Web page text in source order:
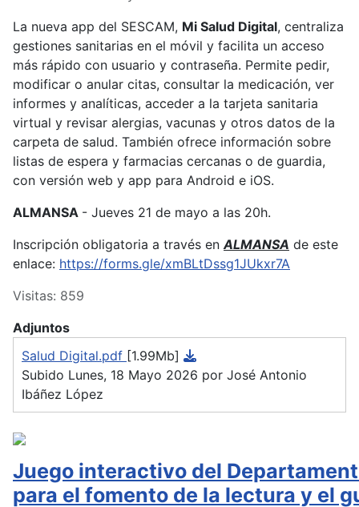
La nueva app del SESCAM, Mi Salud Digital, centraliza
gestiones sanitarias en el móvil y facilita un acceso
más rápido con usuario y contraseña. Permite pedir,
modificar o anular citas, consultar la medicación, ver
informes y analíticas, acceder a la tarjeta sanitaria
virtual y revisar alergias, vacunas y otros datos de la
carpeta de salud. También ofrece información sobre
listas de espera y farmacias cercanas o de guardia,
con versión web y app para Android e iOS.
ALMANSA - Jueves 21 de mayo a las 20h.
Inscripción obligatoria a través en ALMANSA de este
enlace: https://forms.gle/xmBLtDssg1JUkxr7A
Visitas: 859
Adjuntos
Salud Digital.pdf [1.99Mb]
Subido Lunes, 18 Mayo 2026 por José Antonio
Ibáñez López
Juego interactivo del
para el fomento de la lectura y el